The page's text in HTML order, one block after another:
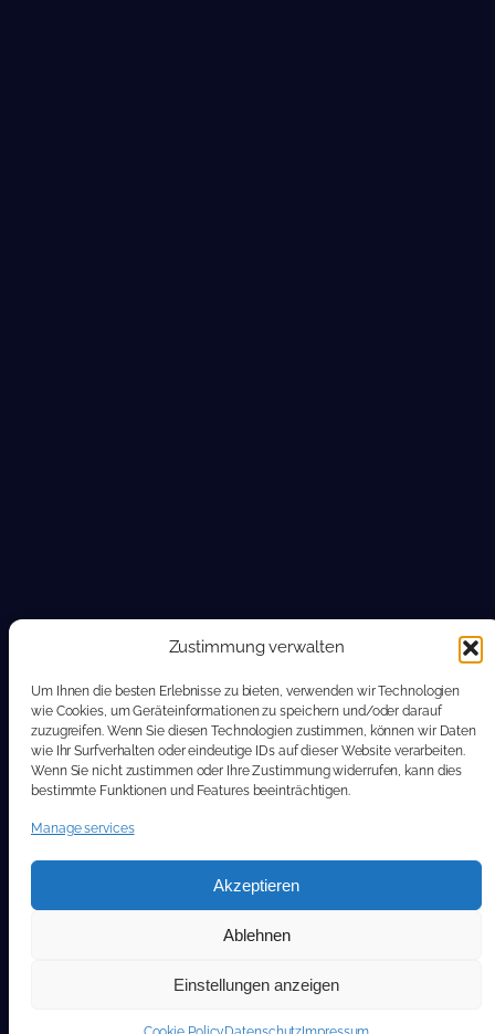
Zustimmung verwalten
Um Ihnen die besten Erlebnisse zu bieten, verwenden wir Technologien
wie Cookies, um Geräteinformationen zu speichern und/oder darauf
zuzugreifen. Wenn Sie diesen Technologien zustimmen, können wir Daten
wie Ihr Surfverhalten oder eindeutige IDs auf dieser Website verarbeiten.
Wenn Sie nicht zustimmen oder Ihre Zustimmung widerrufen, kann dies
bestimmte Funktionen und Features beeinträchtigen.
Manage services
Akzeptieren
Ablehnen
Einstellungen anzeigen